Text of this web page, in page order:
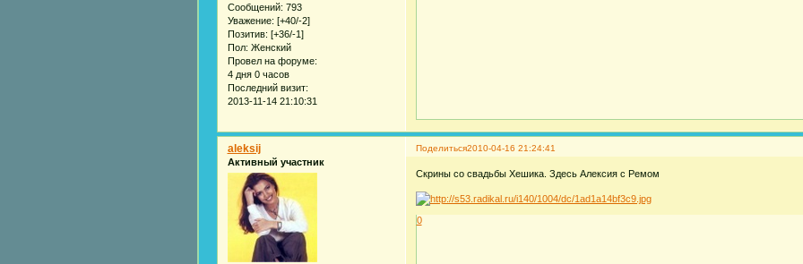
Сообщений: 793
Уважение: [+40/-2]
Позитив: [+36/-1]
Пол: Женский
Провел на форуме:
4 дня 0 часов
Последний визит:
2013-11-14 21:10:31
Поделиться2010-04-16 21:24:41
aleksij
Активный участник
Скрины со свадьбы Хешика. Здесь Алексия с Ремом
0